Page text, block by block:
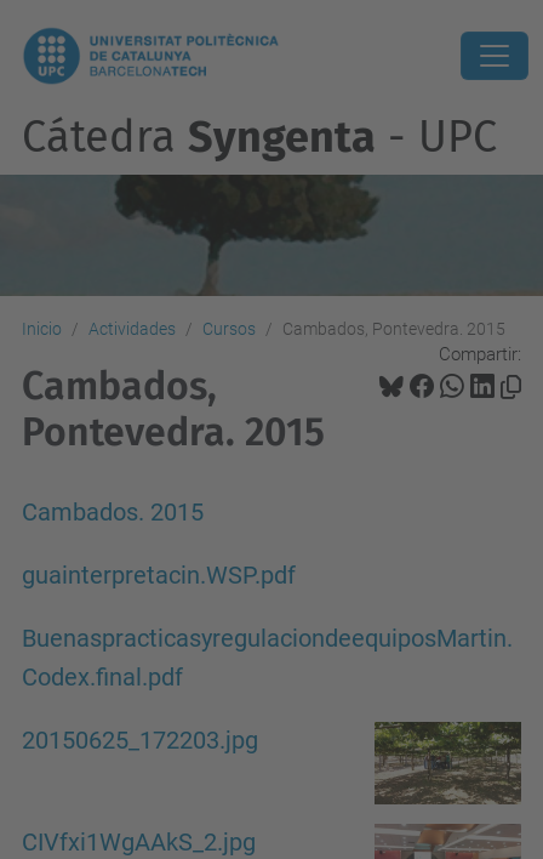
Cátedra Syngenta - UPC
Inicio Actividades Cursos Cambados, Pontevedra. 2015
Compartir:
Cambados,
Pontevedra. 2015
Cambados. 2015
guainterpretacin.WSP.pdf
BuenaspracticasyregulaciondeequiposMartin.
Codex.final.pdf
20150625_172203.jpg
CIVfxi1WgAAkS_2.jpg